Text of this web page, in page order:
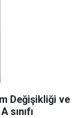
Değişikliği ve
sınıfı